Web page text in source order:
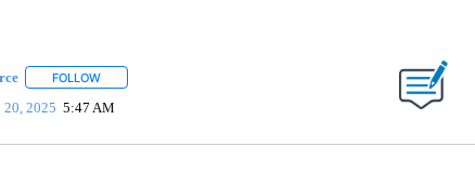
FOLLOWFOLLOW "" TO RECEIVE NOTIFICATIONS ABOUT NEW PAGES ON "".
20, 2025 5:47 AM